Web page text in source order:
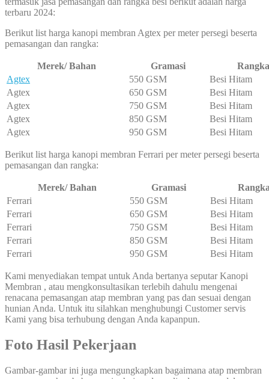
terbaru 2024:
Berikut list harga kanopi membran Agtex per meter persegi beserta
pemasangan dan rangka:
Merek/ Bahan Gramasi
Rangka
Agtex
550 GSM
Besi Hitam
Agtex
650 GSM
Besi Hitam
Agtex
750 GSM
Besi Hitam
Agtex
850 GSM
Besi Hitam
Agtex
950 GSM Besi Hitam
Berikut list harga kanopi membran Ferrari per meter persegi beserta
pemasangan dan rangka:
Merek/ Bahan Gramasi
Ferrari
550 GSM
Besi Hitam
Ferrari
650 GSM
Besi Hitam
Ferrari
750 GSM
Besi Hitam
Ferrari
850 GSM
Besi Hitam
Ferrari
950 GSM Besi Hitam
Kami menyediakan tempat untuk Anda bertanya seputar Kanopi
Membran , atau mengkonsultasikan terlebih dahulu mengenai
renacana pemasangan atap membran yang pas dan sesuai dengan
hunian Anda. Untuk itu silahkan menghubungi Customer servis
Kami yang bisa terhubung dengan Anda kapanpun.
Foto Hasil Pekerjaan
Gambar-gambar ini juga mengungkapkan bagaimana atap membran